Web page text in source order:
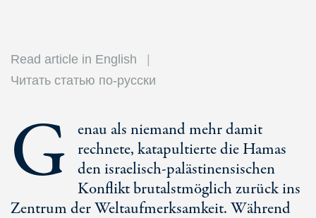
Read article in English
Читать статью по-русски
G enau als niemand mehr damit
rechnete, katapultierte die Hamas
den israelisch-palästinensischen
Konflikt brutalstmöglich zurück ins
Zentrum der Weltaufmerksamkeit. Während